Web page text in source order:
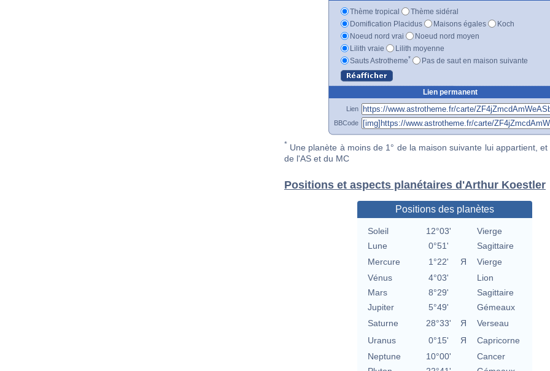
Thème tropical
Thème sidéral
Domification Placidus
Maisons égales
Koch
Noeud nord vrai
Noeud nord moyen
Lilith vraie
Lilith moyenne
Sauts Astrotheme* Pas de saut en maison suivante
Lien permanent
Lien
BBCode
* Une planète à moins de 1° de la maison suivante lui appartient, et
de l'AS et du MC
Positions et aspects planétaires d'Arthur Koestler
Positions des planètes
Soleil 12°03'
Vierge
Lune
0°51'
Sagittaire
Mercure
1°22' Я
Vierge
Vénus
4°03'
Lion
Mars
8°29'
Sagittaire
Jupiter
5°49'
Gémeaux
Saturne
28°33' Я
Verseau
Uranus
0°15' Я
Capricorne
Neptune
10°00'
Cancer